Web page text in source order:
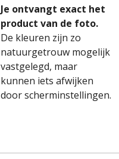
Je ontvangt exact het
product van de foto.
De kleuren zijn zo
natuurgetrouw mogelijk
vastgelegd, maar
kunnen iets afwijken
door scherminstellingen.